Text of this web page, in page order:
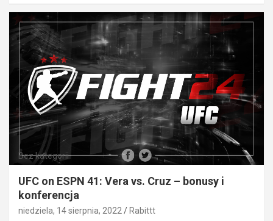
Bez kategorii
UFC on ESPN 41: Vera vs. Cruz – bonusy i
konferencja
niedziela, 14 sierpnia, 2022 Rabittt